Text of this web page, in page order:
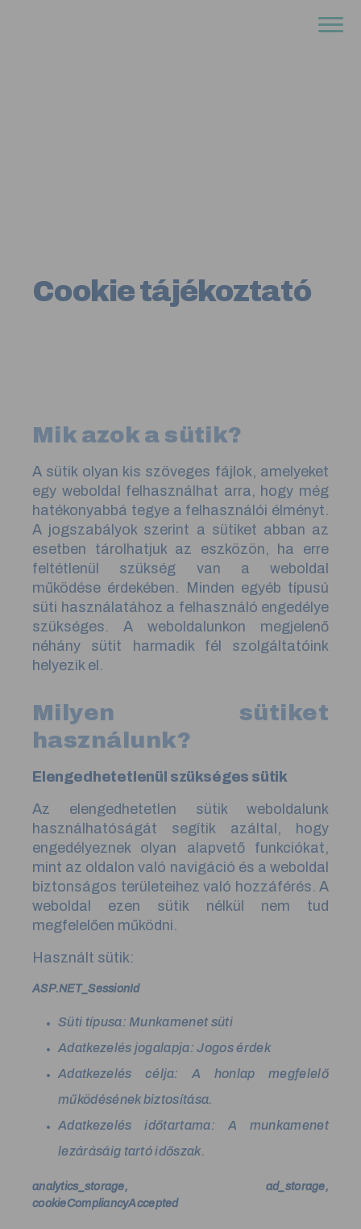
Cookie tájékoztató
Mik azok a sütik?
A sütik olyan kis szöveges fájlok, amelyeket
egy weboldal felhasználhat arra, hogy még
hatékonyabbá tegye a felhasználói élményt.
A jogszabályok szerint a sütiket abban az
esetben tárolhatjuk az eszközön, ha erre
feltétlenül szükség van a weboldal
működése érdekében. Minden egyéb típusú
süti használatához a felhasználó engedélye
szükséges. A weboldalunkon megjelenő
néhány sütit harmadik fél szolgáltatóink
helyezik el.
Milyen sütiket
használunk?
Elengedhetetlenül szükséges sütik
Az elengedhetetlen sütik weboldalunk
használhatóságát segítik azáltal, hogy
engedélyeznek olyan alapvető funkciókat,
mint az oldalon való navigáció és a weboldal
biztonságos területeihez való hozzáférés. A
weboldal ezen sütik nélkül nem tud
megfelelően működni.
Használt sütik:
ASP.NET_SessionId
Süti típusa: Munkamenet süti
Adatkezelés jogalapja: Jogos érdek
Adatkezelés célja: A honlap megfelelő
működésének biztosítása.
Adatkezelés időtartama: A munkamenet
lezárásáig tartó időszak.
analytics_storage, ad_storage,
cookieCompliancyAccepted